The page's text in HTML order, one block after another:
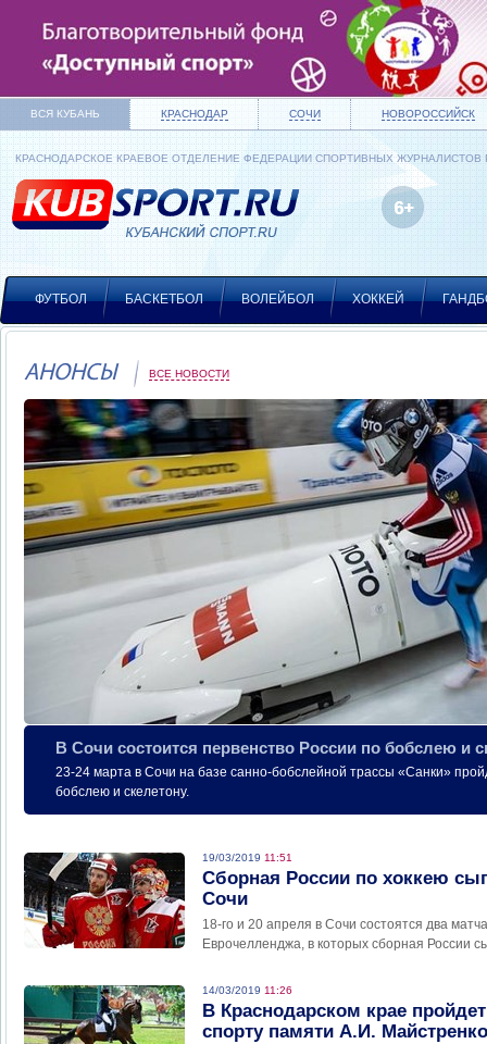
ВСЯ КУБАНЬ КРАСНОДАР СОЧИ НОВОРОССИЙСК
КРАСНОДАРСКОЕ КРАЕВОЕ ОТДЕЛЕНИЕ ФЕДЕРАЦИИ СПОРТИВНЫХ ЖУРНАЛИСТОВ
ФУТБОЛ БАСКЕТБОЛ ВОЛЕЙБОЛ ХОККЕЙ
АНОНСЫ ВСЕ НОВОСТИ
В Сочи состоится первенство России по бобслею и
23-24 марта в Сочи на базе санно-бобслейной трассы «Санки»
бобслею и скелетону.
19/03/2019 11:51
Сборная России по хоккею
Сочи
18-го и 20 апреля в Сочи состоятся два
Еврочелленджа, в которых сборная России
14/03/2019 11:26
В Краснодарском крае
спорту памяти А.И. Майстренко